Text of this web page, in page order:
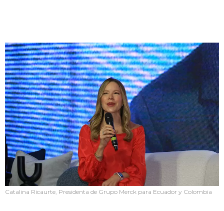
Catalina Ricaurte, Presidenta de Grupo Merck para Ecuador y Colombia